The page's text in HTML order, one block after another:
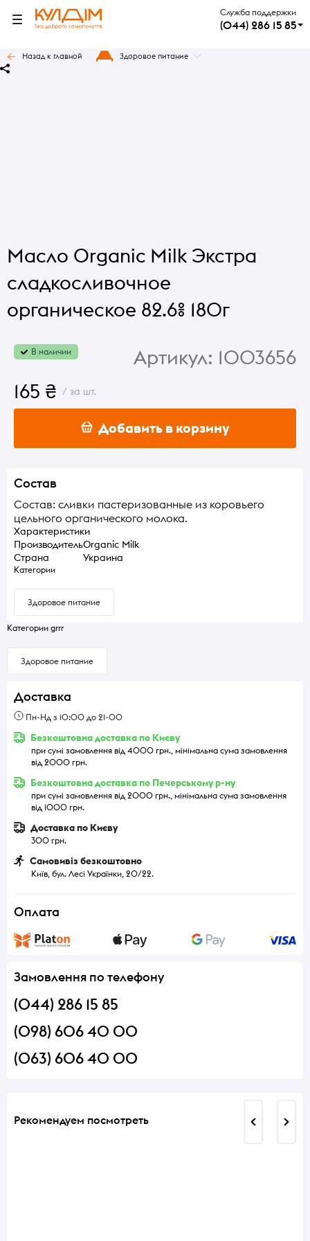
Служба поддержки
(044) 286 15 85
Назад к главной Здоровое питание
Масло Organic Milk Экстра
сладкосливочное
органическое 82.6% 180г
В наличии Артикул: 1003656
165 ₴ / за шт.
Добавить в корзину
Состав
Состав: сливки пастеризованные из коровьего
цельного органического молока.
Характеристики
ПроизводительOrganic Milk
Страна
Украина
Категории
Здоровое питание
Категории grrr
Здоровое питание
Доставка
Пн-Нд з 10:00 до 21-00
Безкоштовна доставка по Києву
при сумі замовлення від 4000 грн., мінімальна сума замовлення
від 2000 грн.
Безкоштовна доставка по Печерському р-ну
при сумі замовлення від 2000 грн., мінімальна сума замовлення
від 1000 грн.
Доставка по Києву
300 грн.
Самовивіз безкоштовно
Київ, бул. Лесі Українки, 20/22.
Оплата
Замовлення по телефону
(044) 286 15 85
(098) 606 40 00
(063) 606 40 00
Рекомендуем посмотреть